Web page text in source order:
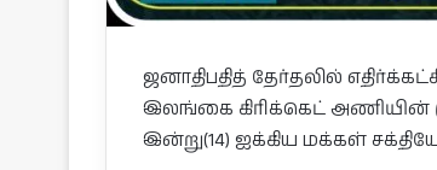
ஜனாதிபதித் தேர்தலில்
இலங்கை கிரிக்கெட் அணியின்
இன்று(14) ஐக்கிய மக்கள்